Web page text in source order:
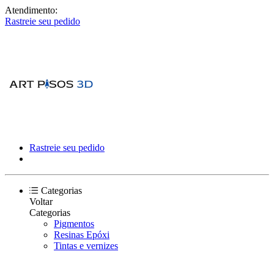
Atendimento:
Rastreie seu pedido
Rastreie seu pedido
Categorias
Voltar
Categorias
Pigmentos
Resinas Epóxi
Tintas e vernizes